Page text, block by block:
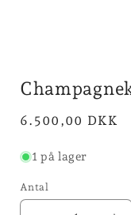
Normalpris
6.500,00 DKK
1 på lager
Antal